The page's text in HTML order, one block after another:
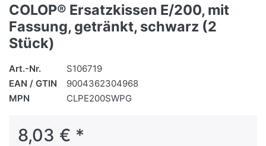
COLOP® Ersatzkissen E/200, mit
Fassung, getränkt, schwarz (2
Stück)
Art.-Nr.
S106719
EAN / GTIN
9004362304968
MPN
CLPE200SWPG
8,03 € *